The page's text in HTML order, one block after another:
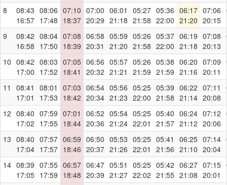
8
08:43
16:57
08:06
17:48
07:10
18:37
07:00
20:29
06:01
21:18
05:27
21:58
05:36
22:00
06:17
21:20
07:06
20:15
9
08:42
16:58
08:04
17:50
07:08
18:39
06:58
20:31
05:59
21:20
05:26
21:58
05:37
22:00
06:19
21:18
07:08
20:13
10 08:42
17:00
08:03
17:52
07:05
18:41
06:56
20:32
05:57
21:21
05:26
21:59
05:38
21:59
06:20
21:16
07:09
20:11
11
08:41
17:01
08:01
17:53
07:03
18:42
06:54
20:34
05:56
21:23
05:25
22:00
05:39
21:58
06:22
21:14
07:11
20:08
12 08:40
17:02
07:59
17:55
07:01
18:44
06:52
20:36
05:54
21:24
05:25
22:01
05:40
21:57
06:24
21:12
07:12
20:06
13 08:40
17:04
07:57
17:57
06:59
18:46
06:50
20:37
05:53
21:26
05:25
22:01
05:41
21:56
06:25
21:10
07:14
20:04
14 08:39
17:05
07:55
17:59
06:57
18:48
06:47
20:39
05:51
21:27
05:25
22:02
05:42
21:55
06:27
21:08
07:15
20:01